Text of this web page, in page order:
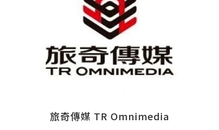
旅奇傳媒 TR Omnimedia